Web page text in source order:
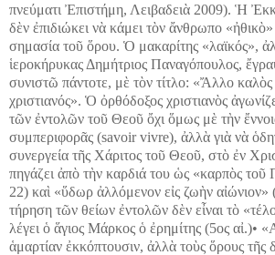
πνεύματι Ἐπιστήμη, Λειβαδειὰ 2009). Ἡ
δὲν ἐπιδιώκει νὰ κάμει τὸν ἄνθρωπο
σημασία τοῦ ὅρου. Ὁ μακαρίτης «λαϊκός»,
ἱεροκήρυκας Δημήτριος Παναγόπουλος,
συνιστῶ πάντοτε, μὲ τὸν τίτλο: «Ἄλλο
χριστιανός». Ὁ ὀρθόδοξος χριστιανὸς
τῶν ἐντολῶν τοῦ Θεοῦ ὄχι ὅμως μὲ τὴν
συμπεριφορᾶς (savoir vivre), ἀλλὰ γιὰ νὰ
συνεργεία τῆς Χάριτος τοῦ Θεοῦ, στὸ ἐν
πηγάζει ἀπὸ τὴν καρδιά του ὡς «καρπὸς
22) καὶ «ὕδωρ ἀλλόμενον εἰς ζωὴν
τήρηση τῶν θείων ἐντολῶν δὲν εἶναι τὸ
λέγει ὁ ἅγιος Μάρκος ὁ ἐρημίτης (5ος αἰ.)•
ἁμαρτίαν ἐκκόπτουσιν, ἀλλὰ τοὺς ὅρους τῆς